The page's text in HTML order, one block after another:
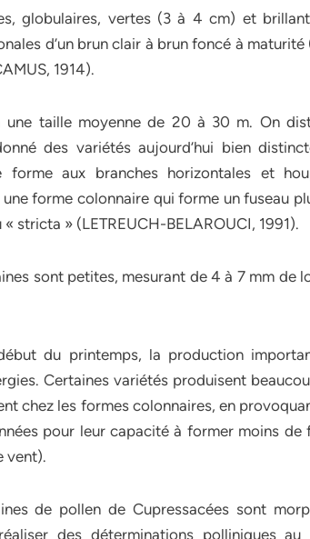
globulaires, vertes (3 à 4 cm) et
d’un brun clair à brun foncé à
1914).
une taille moyenne de 20 à 30 m. On
des variétés aujourd’hui bien
forme aux branches horizontales et
forme colonnaire qui forme un fuseau
stricta » (LETREUCH-BELAROUCI, 1991).
sont petites, mesurant de 4 à 7 mm de
du printemps, la production
Certaines variétés produisent
chez les formes colonnaires, en
pour leur capacité à former moins
vent).
de pollen de Cupressacées sont
des déterminations polliniques